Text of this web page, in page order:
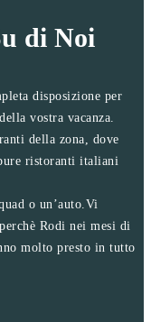
di Noi
disposizione per
vostra vacanza.
della zona, dove
ristoranti italiani
o un’auto.Vi
Rodi nei mesi di
molto presto in tutto